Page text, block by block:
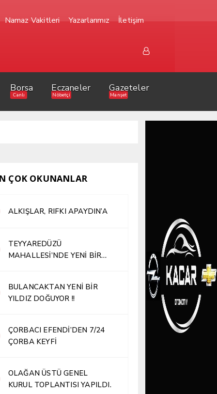
Namaz Vakitleri Yazarlarımız İletişim
Borsa
Canlı
Eczaneler
Nöbetçi
Gazeteler
Manşet
ÇOK OKUNANLAR
ALKIŞLAR, RIFKI APAYDIN’A
TEYYAREDÜZÜ
MAHALLESİ’NDE YENİ BİR
BULANCAKTAN YENİ BİR
YILDIZ DOĞUYOR !!
ÇORBACI EFENDİ’DEN 7/24
ÇORBA KEYFİ
OLAĞAN ÜSTÜ GENEL
KURUL TOPLANTISI YAPILDI.